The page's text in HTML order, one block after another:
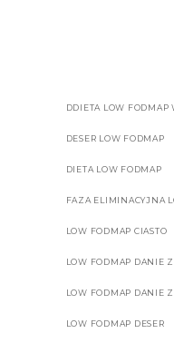
DDIETA LOW FODMAP
DESER LOW FODMAP
DIETA LOW FODMAP
FAZA ELIMINACYJNA
LOW FODMAP CIASTO
LOW FODMAP DANIE
LOW FODMAP DANIE Z
LOW FODMAP DESER